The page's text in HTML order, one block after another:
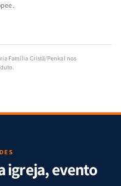
Família Cristã/Penkal nos
igreja, evento